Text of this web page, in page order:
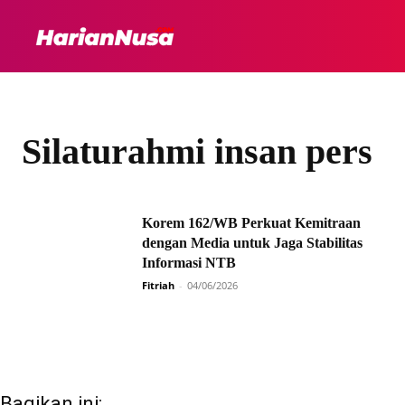
Silaturahmi insan pers
Korem 162/WB Perkuat Kemitraan
dengan Media untuk Jaga Stabilitas
Informasi NTB
Fitriah - 04/06/2026